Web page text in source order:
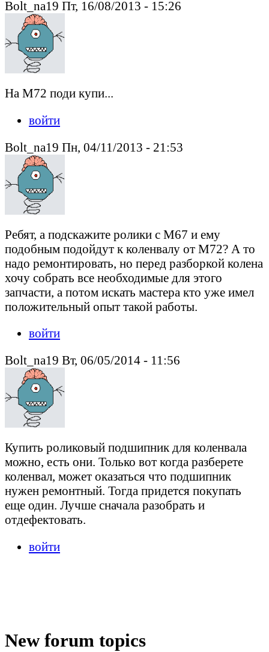
Bolt_na19 Пт, 16/08/2013 - 15:26
На М72 поди купи...
войти
Bolt_na19 Пн, 04/11/2013 - 21:53
Ребят, а подскажите ролики с М67 и ему
подобным подойдут к коленвалу от М72? А то
надо ремонтировать, но перед разборкой колена
хочу собрать все необходимые для этого
запчасти, а потом искать мастера кто уже имел
положительный опыт такой работы.
войти
Bolt_na19 Вт, 06/05/2014 - 11:56
Купить роликовый подшипник для коленвала
можно, есть они. Только вот когда разберете
коленвал, может оказаться что подшипник
нужен ремонтный. Тогда придется покупать
еще один. Лучше сначала разобрать и
отдефектовать.
войти
New forum topics